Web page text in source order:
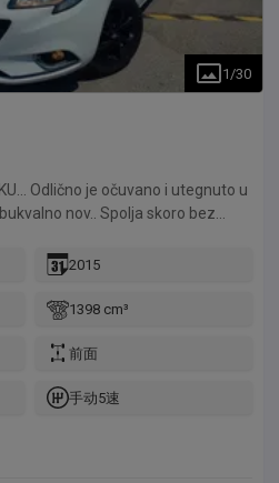
1 /30
Odlično je očuvano i utegnuto u
nov.. Spolja skoro bez
što se može videti i iz
u svim orginalnim papirima, kao i
vozilo za svakodnevne
sedišta, Alu Felne,
PLIN, Centralnu bravu,
2015
1398 cm³
前面
手动5速